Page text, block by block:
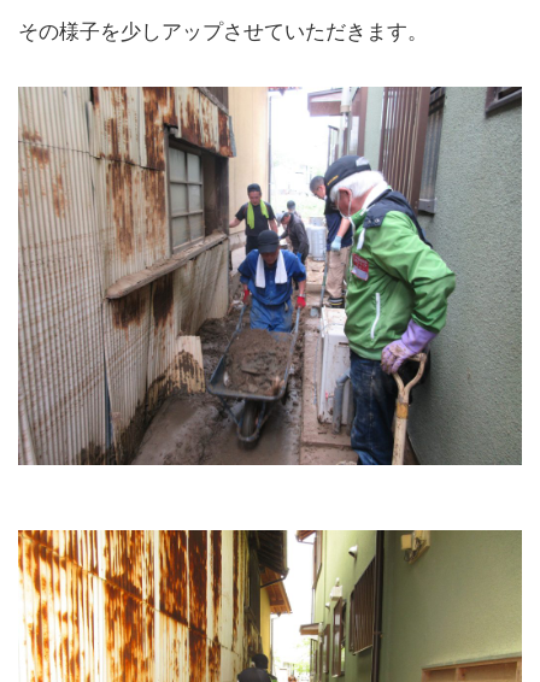
その様子を少しアップさせていただきます。